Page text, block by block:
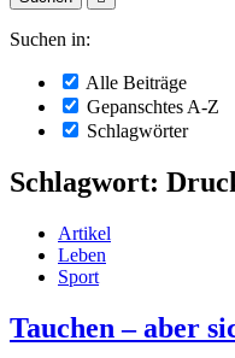
Suchen in:
Alle Beiträge
Gepanschtes A-Z
Schlagwörter
Schlagwort:
Artikel
Leben
Sport
Tauchen – aber